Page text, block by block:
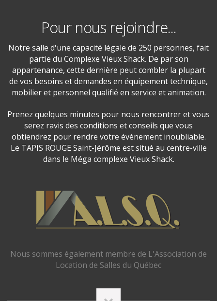
Pour nous rejoindre...
Notre salle d'une capacité légale de 250 personnes, fait
partie du Complexe Vieux Shack. De par son
appartenance, cette dernière peut combler la plupart
de vos besoins et demandes en équipement technique,
mobilier et personnel qualifié en service et animation.
Prenez quelques minutes pour nous rencontrer et vous
serez ravis des conditions et conseils que vous
obtiendrez pour rendre votre événement inoubliable.
Le TAPIS ROUGE Saint-Jérôme est situé au centre-ville
dans le Méga complexe Vieux Shack.
Nous sommes également membre de L'Association de
Location de Salles du Québec